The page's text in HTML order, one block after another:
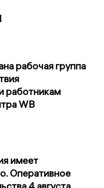
рабочая группа
работникам
WB
имеет
Оперативное